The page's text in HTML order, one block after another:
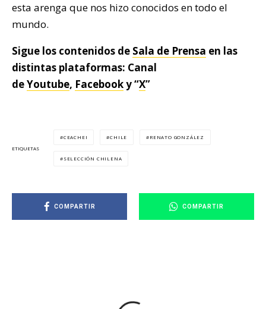
esta arenga que nos hizo conocidos en todo el
mundo.
Sigue los contenidos de Sala de Prensa en las
distintas plataformas: Canal
deYoutube, Facebooky “X”
ETIQUETAS
CEACHEI CHILE RENATO GONZÁLEZ
SELECCIÓN CHILENA
COMPARTIR COMPARTIR